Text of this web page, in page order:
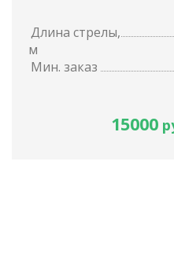
Длина стрелы,
м
Мин. заказ
15000